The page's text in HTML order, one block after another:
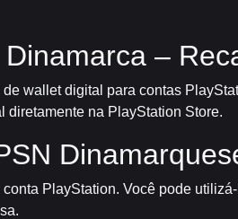
–
wallet digital para contas
na PlayStation Store.
PlayStation. Você pode